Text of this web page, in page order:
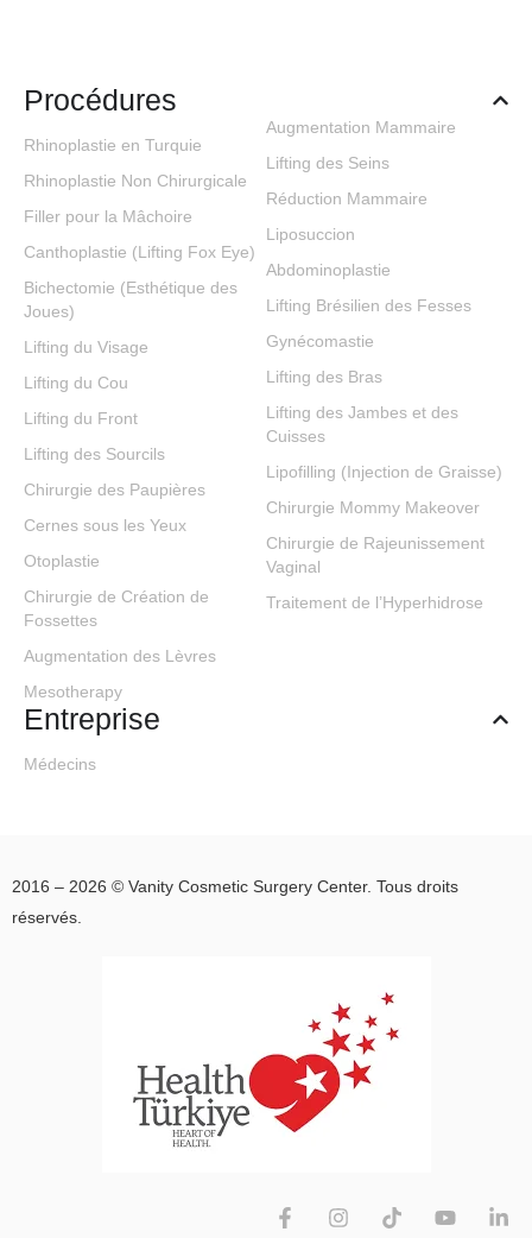
Procédures
Rhinoplastie en Turquie
Rhinoplastie Non Chirurgicale
Filler pour la Mâchoire
Canthoplastie (Lifting Fox Eye)
Bichectomie (Esthétique des
Joues)
Lifting du Visage
Lifting du Cou
Lifting du Front
Lifting des Sourcils
Chirurgie des Paupières
Cernes sous les Yeux
Otoplastie
Chirurgie de Création de
Fossettes
Augmentation des Lèvres
Mesotherapy
Augmentation Mammaire
Lifting des Seins
Réduction Mammaire
Liposuccion
Abdominoplastie
Lifting Brésilien des Fesses
Gynécomastie
Lifting des Bras
Lifting des Jambes et des
Cuisses
Lipofilling (Injection de Graisse)
Chirurgie Mommy Makeover
Chirurgie de Rajeunissement
Vaginal
Traitement de l’Hyperhidrose
Entreprise
Médecins
2016 – 2026 © Vanity Cosmetic Surgery Center. Tous droits
réservés.